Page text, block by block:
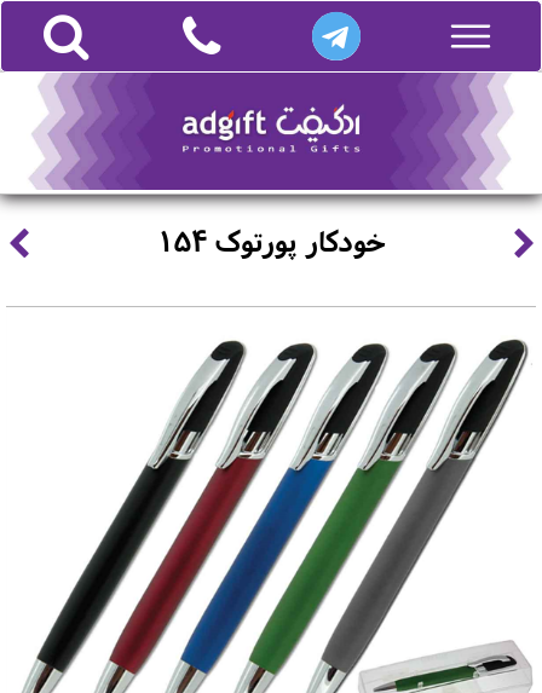
خودکار پورتوک 154